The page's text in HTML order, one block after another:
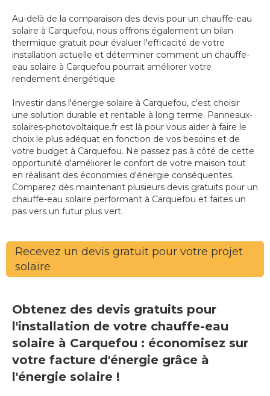
Au-delà de la comparaison des devis pour un chauffe-eau
solaire à Carquefou, nous offrons également un bilan
thermique gratuit pour évaluer l'efficacité de votre
installation actuelle et déterminer comment un chauffe-
eau solaire à Carquefou pourrait améliorer votre
rendement énergétique.
Investir dans l'énergie solaire à Carquefou, c'est choisir
une solution durable et rentable à long terme. Panneaux-
solaires-photovoltaique.fr est là pour vous aider à faire le
choix le plus adéquat en fonction de vos besoins et de
votre budget à Carquefou. Ne passez pas à côté de cette
opportunité d'améliorer le confort de votre maison tout
en réalisant des économies d'énergie conséquentes.
Comparez dès maintenant plusieurs devis gratuits pour un
chauffe-eau solaire performant à Carquefou et faites un
pas vers un futur plus vert.
Recevez un devis gratuit pour votre projet
solaire
Obtenez des devis gratuits pour
l'installation de votre chauffe-eau
solaire à Carquefou : économisez sur
votre facture d'énergie grâce à
l'énergie solaire !